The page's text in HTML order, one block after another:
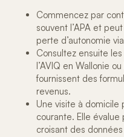
Commencez par
souvent l’APA et
perte d’autonomie
Consultez ensuite
l’AVIQ en Wallonie
fournissent des
revenus.
Une visite à domicile
courante. Elle
croisant des